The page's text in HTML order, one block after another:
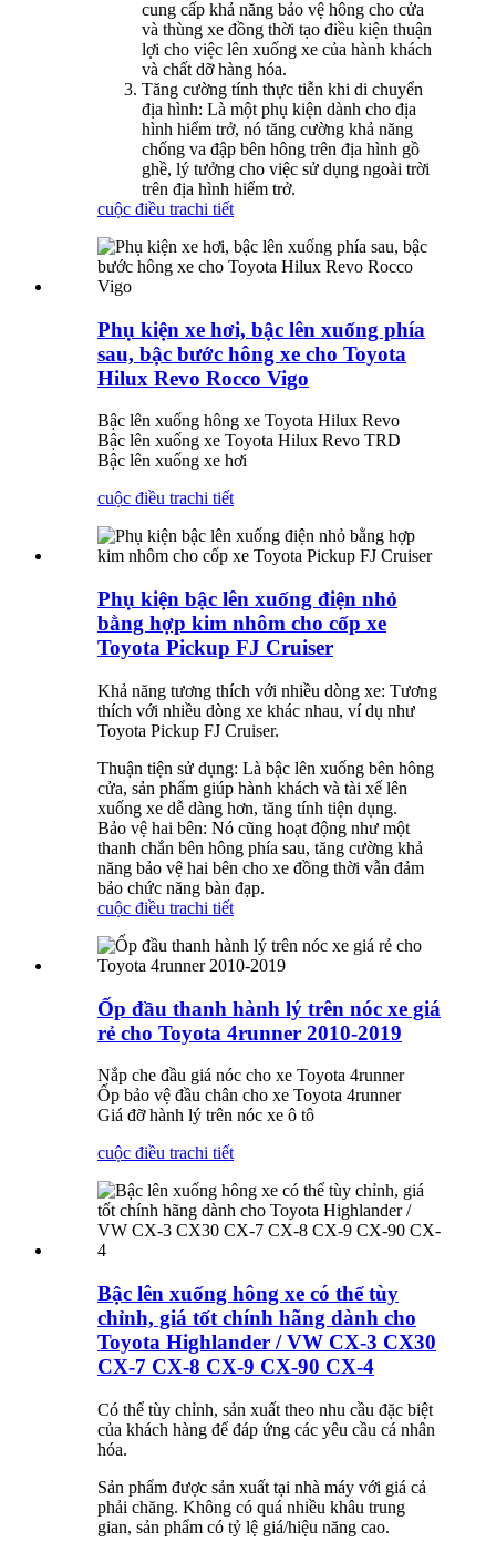
cung cấp khả năng bảo vệ hông cho cửa
và thùng xe đồng thời tạo điều kiện thuận
lợi cho việc lên xuống xe của hành khách
và chất dỡ hàng hóa.
Tăng cường tính thực tiễn khi di chuyển
địa hình: Là một phụ kiện dành cho địa
hình hiểm trở, nó tăng cường khả năng
chống va đập bên hông trên địa hình gồ
ghề, lý tưởng cho việc sử dụng ngoài trời
trên địa hình hiểm trở.
cuộc điều trachi tiết
Phụ kiện xe hơi, bậc lên xuống phía
sau, bậc bước hông xe cho Toyota
Hilux Revo Rocco Vigo
Bậc lên xuống hông xe Toyota Hilux Revo
Bậc lên xuống xe Toyota Hilux Revo TRD
Bậc lên xuống xe hơi
cuộc điều trachi tiết
Phụ kiện bậc lên xuống điện nhỏ
bằng hợp kim nhôm cho cốp xe
Toyota Pickup FJ Cruiser
Khả năng tương thích với nhiều dòng xe: Tương
thích với nhiều dòng xe khác nhau, ví dụ như
Toyota Pickup FJ Cruiser.
Thuận tiện sử dụng: Là bậc lên xuống bên hông
cửa, sản phẩm giúp hành khách và tài xế lên
xuống xe dễ dàng hơn, tăng tính tiện dụng.
Bảo vệ hai bên: Nó cũng hoạt động như một
thanh chắn bên hông phía sau, tăng cường khả
năng bảo vệ hai bên cho xe đồng thời vẫn đảm
bảo chức năng bàn đạp.
cuộc điều trachi tiết
Ốp đầu thanh hành lý trên nóc xe giá
rẻ cho Toyota 4runner 2010-2019
Nắp che đầu giá nóc cho xe Toyota 4runner
Ốp bảo vệ đầu chân cho xe Toyota 4runner
Giá đỡ hành lý trên nóc xe ô tô
cuộc điều trachi tiết
Bậc lên xuống hông xe có thể tùy
chỉnh, giá tốt chính hãng dành cho
Toyota Highlander / VW CX-3 CX30
CX-7 CX-8 CX-9 CX-90 CX-4
Có thể tùy chỉnh, sản xuất theo nhu cầu đặc biệt
của khách hàng để đáp ứng các yêu cầu cá nhân
hóa.
Sản phẩm được sản xuất tại nhà máy với giá cả
phải chăng. Không có quá nhiều khâu trung
gian, sản phẩm có tỷ lệ giá/hiệu năng cao.